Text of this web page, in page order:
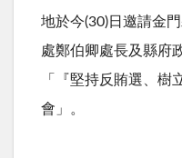
地於今(30)日邀請金
處鄭伯卿處長及縣府
「『堅持反賄選、樹
會」。